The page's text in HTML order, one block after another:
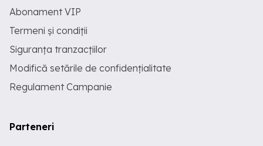
Abonament VIP
Termeni și condiții
Siguranța tranzacțiilor
Modifică setările de confidențialitate
Regulament Campanie
Parteneri